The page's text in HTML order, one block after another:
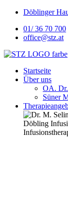
Döblinger
01/ 36 70 700
office@stz.at
Startseite
Über uns
OA.
Süner